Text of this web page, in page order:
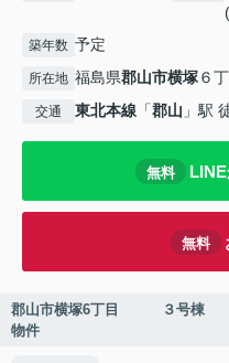
築年数 予定
所在地 福島県郡山市横塚６
交通 東北本線 「郡山 」駅
無料
無料
郡山市横塚6丁目 ３号棟 芳
物件